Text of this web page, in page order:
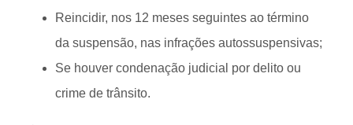
Reincidir, nos 12 meses seguintes ao término
da suspensão, nas infrações autossuspensivas;
Se houver condenação judicial por delito ou
crime de trânsito.